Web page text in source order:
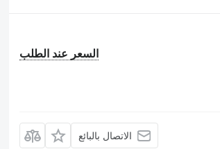
السعر عند الطلب
الاتصال بالبائع